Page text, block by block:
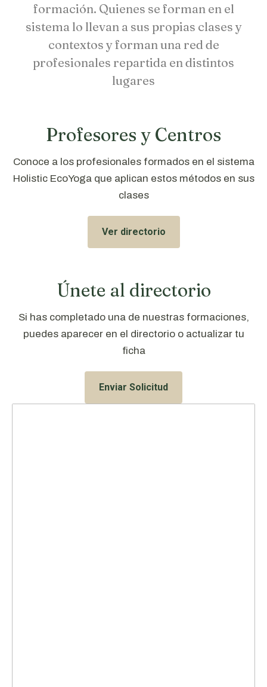
formación. Quienes se forman en el
sistema lo llevan a sus propias clases y
contextos y forman una red de
profesionales repartida en distintos
lugares
Profesores y Centros
Conoce a los profesionales formados en el sistema
Holistic EcoYoga que aplican estos métodos en sus
clases
Ver directorio
Únete al directorio
Si has completado una de nuestras formaciones,
puedes aparecer en el directorio o actualizar tu
ficha
Enviar Solicitud